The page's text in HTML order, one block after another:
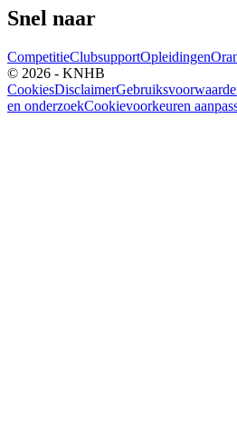
Snel naar
CompetitieClubsupportOpleidingen
© 2026 - KNHB
CookiesDisclaimer
en onderzoekCookievoorkeuren